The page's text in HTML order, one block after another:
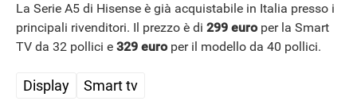
La Serie A5 di Hisense è già acquistabile in Italia presso i
principali rivenditori. Il prezzo è di 299 europer la Smart
TV da 32 pollici e 329 europer il modello da 40 pollici.
Display Smart tv